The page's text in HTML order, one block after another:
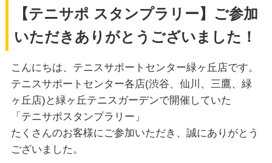
【テニサポ スタンプラリー】ご参加
いただきありがとうございました！
こんにちは、テニスサポートセンター緑ヶ丘店です。
テニスサポートセンター各店(渋谷、仙川、三鷹、緑
ヶ丘店)と緑ヶ丘テニスガーデンで開催していた
「テニサポスタンプラリー」
たくさんのお客様にご参加いただき、誠にありがとう
ございました。